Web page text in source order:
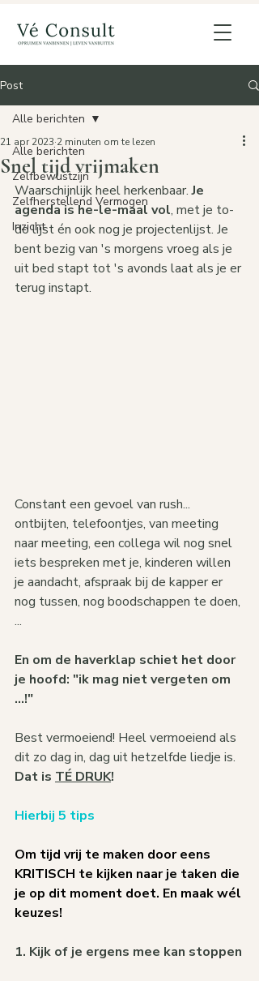
Post
Alle berichten
Zelfbewustzijn
Zelfherstellend Vermogen
Inzicht
Alle berichten
Snel tijd vrijmaken
21 apr 2023 2 minuten om te lezen
Waarschijnlijk heel herkenbaar. Je
agenda is he-le-maal vol, met je to-
do lijst én ook nog je projectenlijst. Je
bent bezig van 's morgens vroeg als je
uit bed stapt tot 's avonds laat als je er
terug instapt.
Constant een gevoel van rush...
ontbijten, telefoontjes, van meeting
naar meeting, een collega wil nog snel
iets bespreken met je, kinderen willen
je aandacht, afspraak bij de kapper er
nog tussen, nog boodschappen te doen,
...
En om de haverklap schiet het door
je hoofd: "ik mag niet vergeten om
...!"
Best vermoeiend! Heel vermoeiend als
dit zo dag in, dag uit hetzelfde liedje is.
Dat is TÉ DRUK!
Hierbij 5 tips
Om tijd vrij te maken door eens
KRITISCH te kijken naar je taken die
je op dit moment doet. En maak wél
keuzes!
1. Kijk of je ergens mee kan stoppen